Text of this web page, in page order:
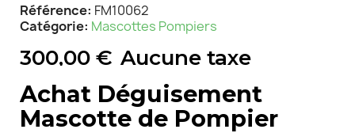
Référence FM10062
Catégorie Mascottes Pompiers
300,00 € Aucune taxe
Achat Déguisement
Mascotte de Pompier